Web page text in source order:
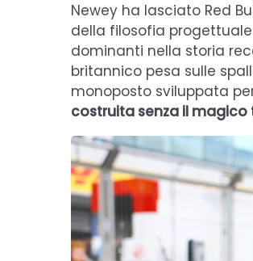
Newey ha lasciato Red
della filosofia
dominanti nella storia
britannico pesa sulle
monoposto sviluppata
costruita senza il magico